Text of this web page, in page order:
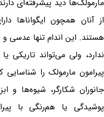
مارمولک‌ها دید پیشرفته‌ای
از آنان همچون
هستند. این اندام تنها عدسی
ندارد، ولی می‌تواند تاریکی
پیرامون مارمولک را شناسایی
جانوران شکارگر، شیوه‌ها و
پوشیدگی یا هم‌رنگی با